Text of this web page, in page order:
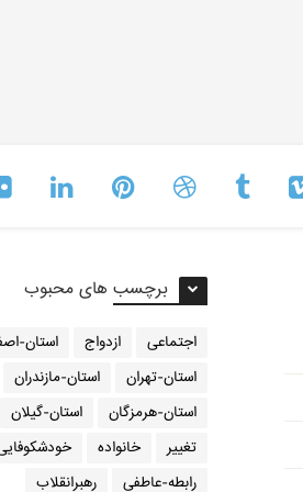
برچسب های محبوب
اجتماعی ازدواج
استان-
استان-تهران
استان-مازندران
استان-هرمزگان
استان-گیلان
تغییر
خانواده
رابطه-عاطفی
رهبرانقلاب